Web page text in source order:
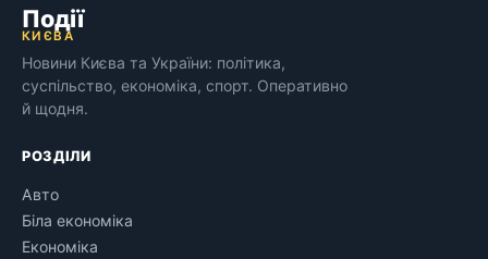
Події
КИЄВА
Новини Києва та України: політика,
суспільство, економіка, спорт. Оперативно
й щодня.
РОЗДІЛИ
Авто
Біла економіка
Економіка